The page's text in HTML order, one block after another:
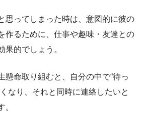
思ってしまった時は、意図的に彼の
作るために、仕事や趣味・友達との
果的でしょう。
懸命取り組むと、自分の中で“待っ
なり、それと同時に連絡したいと
。